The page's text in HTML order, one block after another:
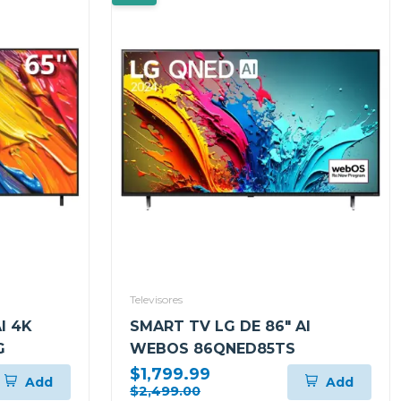
4K
Add
Televisores
SMART TV LG DE 86" AI
WEBOS 86QNED85TS
$1,799.99
$2,499.00
Add